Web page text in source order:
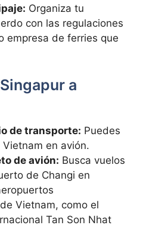
Organiza tu
con las regulaciones
empresa de ferries que
a
de transporte: Puedes
en avión.
de avión: Busca vuelos
de Changi en
Vietnam, como el
Tan Son Nhat